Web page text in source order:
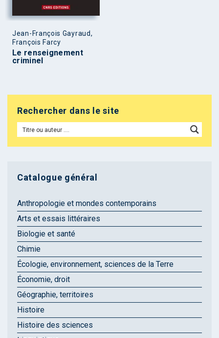
Jean-François Gayraud,
François Farcy
Le renseignement
criminel
Rechercher dans le site
Catalogue général
Anthropologie et mondes contemporains
Arts et essais littéraires
Biologie et santé
Chimie
Écologie, environnement, sciences de la Terre
Économie, droit
Géographie, territoires
Histoire
Histoire des sciences